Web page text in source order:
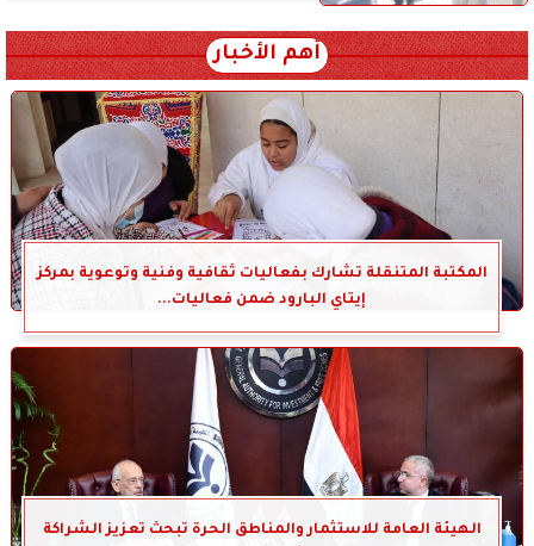
أهم الأخبار
المكتبة المتنقلة تشارك بفعاليات ثقافية وفنية وتوعوية بمركز
إيتاي البارود ضمن فعاليات...
الهيئة العامة للاستثمار والمناطق الحرة تبحث تعزيز الشراكة